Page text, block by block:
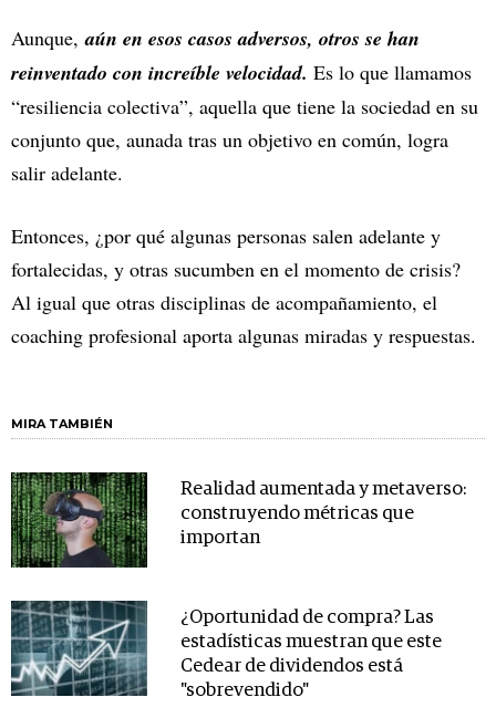
Aunque,aún en esos casos adversos, otros se han
reinventado con increíble velocidad. Es lo que llamamos
“resiliencia colectiva”, aquella que tiene la sociedad en su
conjunto que, aunada tras un objetivo en común, logra
salir adelante.
Entonces, ¿por qué algunas personas salen adelante y
fortalecidas, y otras sucumben en el momento de crisis?
Al igual que otras disciplinas de acompañamiento, el
coaching profesional aporta algunas miradas y respuestas.
MIRA TAMBIÉN
Realidad aumentada y metaverso:
construyendo métricas que
importan
¿Oportunidad de compra? Las
estadísticas muestran que este
Cedear de dividendos está
"sobrevendido"